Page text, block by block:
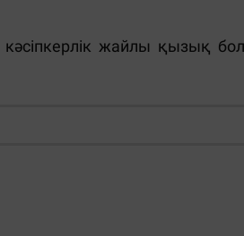
жайлы қызық